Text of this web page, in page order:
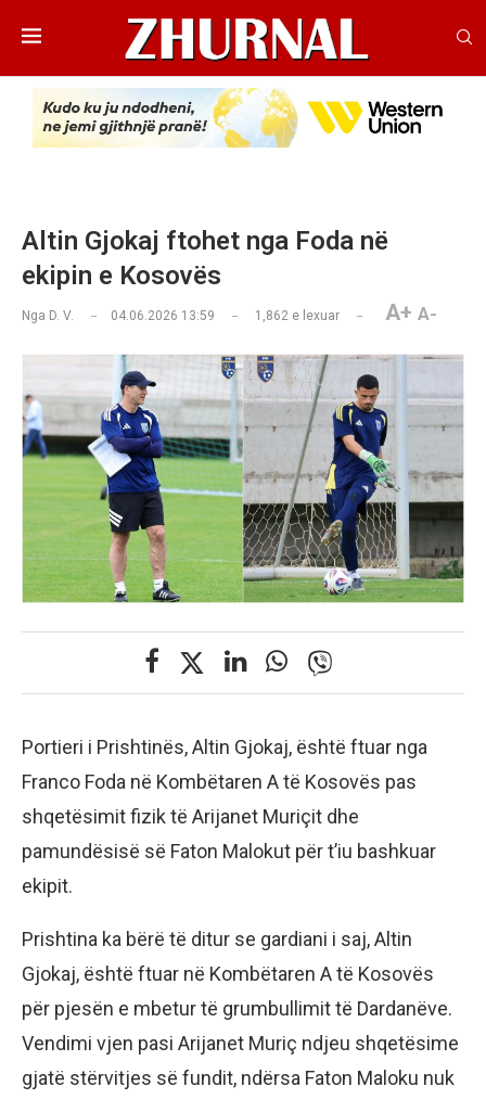
Altin Gjokaj ftohet nga Foda në
ekipin e Kosovës
Nga D. V. 04.06.2026 13:59 1,862 e lexuar A+ A-
Portieri i Prishtinës, Altin Gjokaj, është ftuar nga
Franco Foda në Kombëtaren A të Kosovës pas
shqetësimit fizik të Arijanet Muriçit dhe
pamundësisë së Faton Malokut për t’iu bashkuar
ekipit.
Prishtina ka bërë të ditur se gardiani i saj, Altin
Gjokaj, është ftuar në Kombëtaren A të Kosovës
për pjesën e mbetur të grumbullimit të Dardanëve.
Vendimi vjen pasi Arijanet Muriç ndjeu shqetësime
gjatë stërvitjes së fundit, ndërsa Faton Maloku nuk